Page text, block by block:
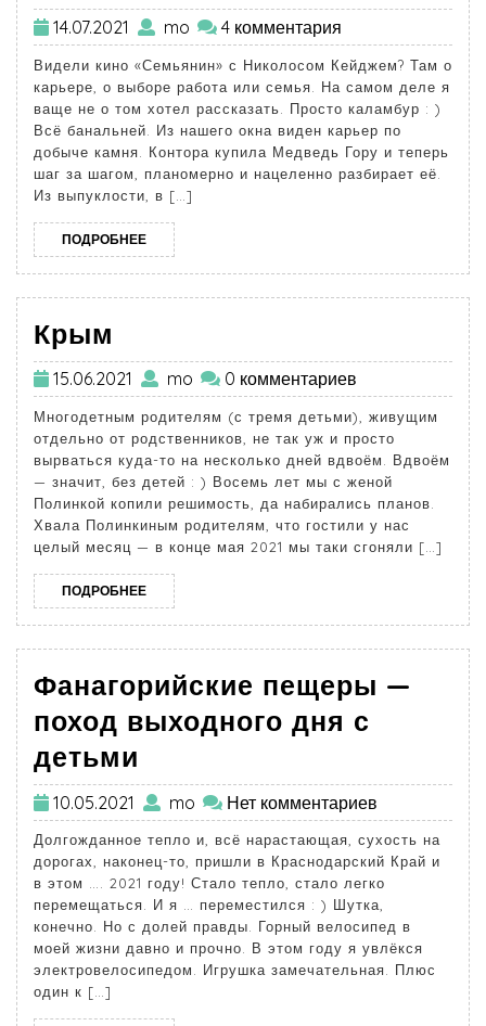
14.07.2021 mo 4 комментария
Видели кино «Семьянин» с Николосом Кейджем? Там о
карьере, о выборе работа или семья. На самом деле я
ваще не о том хотел рассказать. Просто каламбур : )
Всё банальней. Из нашего окна виден карьер по
добыче камня. Контора купила Медведь Гору и теперь
шаг за шагом, планомерно и нацеленно разбирает её.
Из выпуклости, в […]
ПОДРОБНЕЕ
Крым
15.06.2021 mo 0 комментариев
Многодетным родителям (с тремя детьми), живущим
отдельно от родственников, не так уж и просто
вырваться куда-то на несколько дней вдвоём. Вдвоём
— значит, без детей : ) Восемь лет мы с женой
Полинкой копили решимость, да набирались планов.
Хвала Полинкиным родителям, что гостили у нас
целый месяц — в конце мая 2021 мы таки сгоняли […]
ПОДРОБНЕЕ
Фанагорийские пещеры —
поход выходного дня с
детьми
10.05.2021 mo Нет комментариев
Долгожданное тепло и, всё нарастающая, сухость на
дорогах, наконец-то, пришли в Краснодарский Край и
в этом …. 2021 году! Стало тепло, стало легко
перемещаться. И я … переместился : ) Шутка,
конечно. Но с долей правды. Горный велосипед в
моей жизни давно и прочно. В этом году я увлёкся
электровелосипедом. Игрушка замечательная. Плюс
один к […]